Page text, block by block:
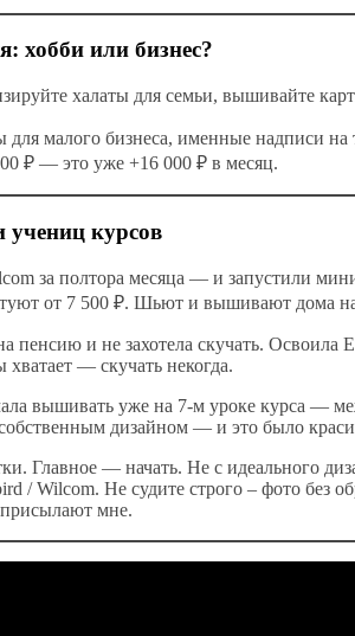
хобби или бизнес?
халаты для семьи, вышивайте
для малого бизнеса, именные надписи
₽ — это уже +16 000 ₽ в месяц.
учениц курсов
за полтора месяца — и запустили
от 7 500 ₽. Шьют и вышивают дома
пенсию и не захотела скучать. Освоила
— скучать некогда.
вышивать уже на 7-м уроке курса —
дизайном — и это было
Главное — начать. Не с идеального
/ Wilcom. Не судите строго – фото без
мне.